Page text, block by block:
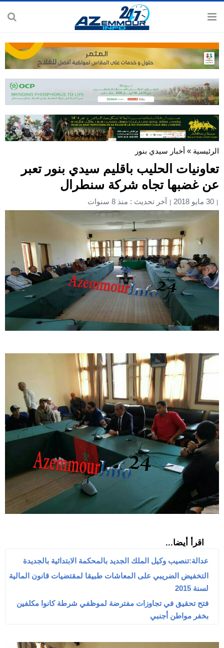
الرئيسية » أخبار سيدي بنور
تعاونيات الحليب باقليم سيدي بنور تعبر
عن غضبها تجاه شركة سنطرال
30 مايو 2018 آخر تحديث : منذ 8 سنوات
اقرأ أيضا...
عدالة:تنصيب وكيل الملك الجديد بالمحكمة الابتدائية بالجديدة
التخفيض الضريبي على المعاشات طبيقا لمقتضيات قانون المالية
لسنة 2015‎
فتح تحقيق في تجاوزات مفترضة لموظفي شرطة كانوا مكلفين
بخفر مواطن أجنبي